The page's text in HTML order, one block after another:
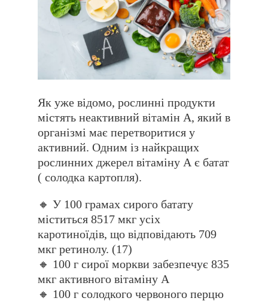
Як уже відомо, рослинні продукти
містять неактивний вітамін А, який в
організмі має перетворитися у
активний. Одним із найкращих
рослинних джерел вітаміну А є батат
( солодка картопля).
🔸 У 100 грамах сирого батату
міститься 8517 мкг усіх
каротиноїдів, що відповідають 709
мкг ретинолу. (17)
🔸 100 г сирої моркви забезпечує 835
мкг активного вітаміну А
🔸 100 г солодкого червоного перцю